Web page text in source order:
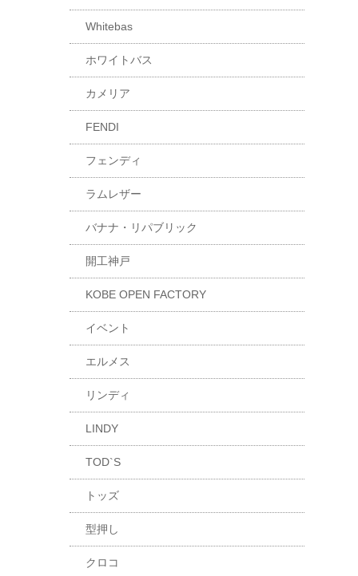
Whitebas
ホワイトバス
カメリア
FENDI
フェンディ
ラムレザー
バナナ・リパブリック
開工神戸
KOBE OPEN FACTORY
イベント
エルメス
リンディ
LINDY
TOD`S
トッズ
型押し
クロコ